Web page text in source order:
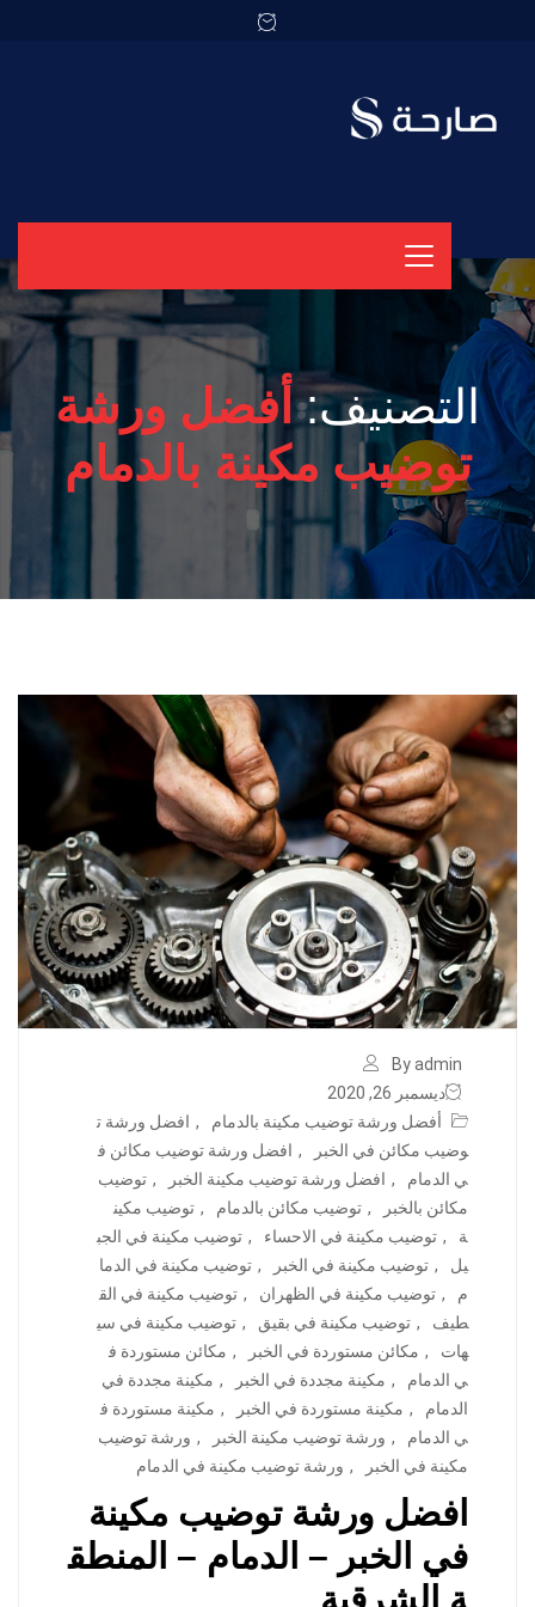
التصنيف: أفضل ورشة
توضيب مكينة بالدمام
By admin
ديسمبر 26, 2020
أفضل ورشة توضيب مكينة بالدمام
, افضل ورشة ت
وضيب مكائن في الخبر
, افضل ورشة توضيب مكائن ف
ي الدمام
, افضل ورشة توضيب مكينة الخبر , توضيب
مكائن بالخبر
, توضيب مكائن بالدمام , توضيب مكين
ة
, توضيب مكينة في الاحساء , توضيب مكينة في الجب
يل
, توضيب مكينة في الخبر , توضيب مكينة في الدما
م
, توضيب مكينة في الظهران , توضيب مكينة في الق
طيف
, توضيب مكينة في بقيق , توضيب مكينة في سي
هات
, مكائن مستوردة في الخبر , مكائن مستوردة ف
ي الدمام
, مكينة مجددة في الخبر , مكينة مجددة في
الدمام
, مكينة مستوردة في الخبر , مكينة مستوردة ف
ي الدمام
, ورشة توضيب مكينة الخبر , ورشة توضيب
مكينة في الخبر
, ورشة توضيب مكينة في الدمام
افضل ورشة توضيب مكينة
في الخبر – الدمام – المنطق
ة الشرقية